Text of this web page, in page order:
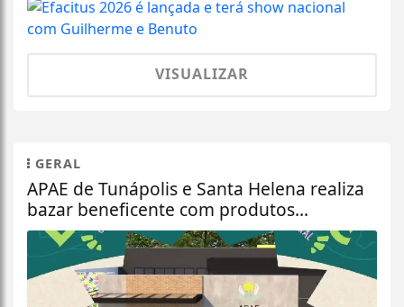
VISUALIZAR
GERAL
APAE de Tunápolis e Santa Helena realiza
bazar beneficente com produtos...